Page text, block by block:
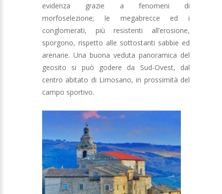
evidenza grazie a fenomeni di
morfoselezione; le megabrecce ed i
conglomerati, più resistenti all’erosione,
sporgono, rispetto alle sottostanti sabbie ed
arenarie. Una buona veduta panoramica del
geosito si può godere da Sud-Ovest, dal
centro abitato di Limosano, in prossimità del
campo sportivo.